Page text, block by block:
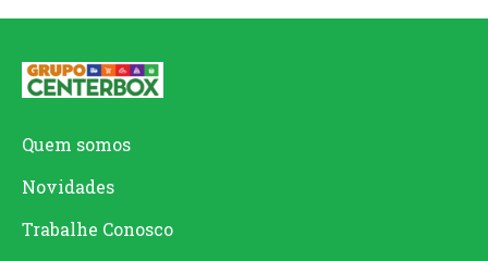
Quem somos
Novidades
Trabalhe Conosco